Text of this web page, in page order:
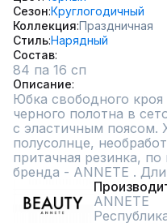
Сезон Круглогодичный
Коллекция Праздничная
СтильНарядный
Состав
84 па 16 сп
Описание
Юбка свободного
черного полотна в
с эластичным поясом.
полусолнце,
притачная резинка, по
бренда - ANNETE .
ANNETE